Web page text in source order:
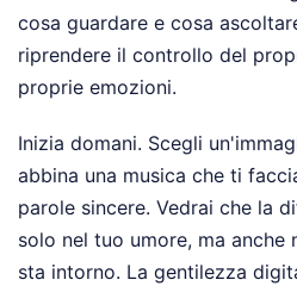
cosa guardare e cosa
riprendere il controllo del
proprie emozioni.
Inizia domani. Scegli
abbina una musica che ti
parole sincere. Vedrai che la
solo nel tuo umore, ma anche
sta intorno. La gentilezza